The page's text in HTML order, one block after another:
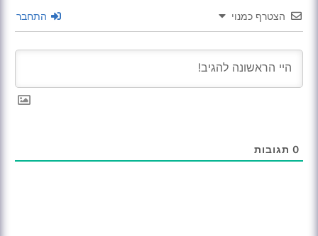
הצטרף כמנוי התחבר
0 תגובות